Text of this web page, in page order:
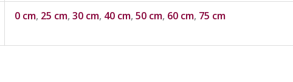
0 cm, 25 cm, 30 cm, 40 cm, 50 cm, 60 cm, 75 cm